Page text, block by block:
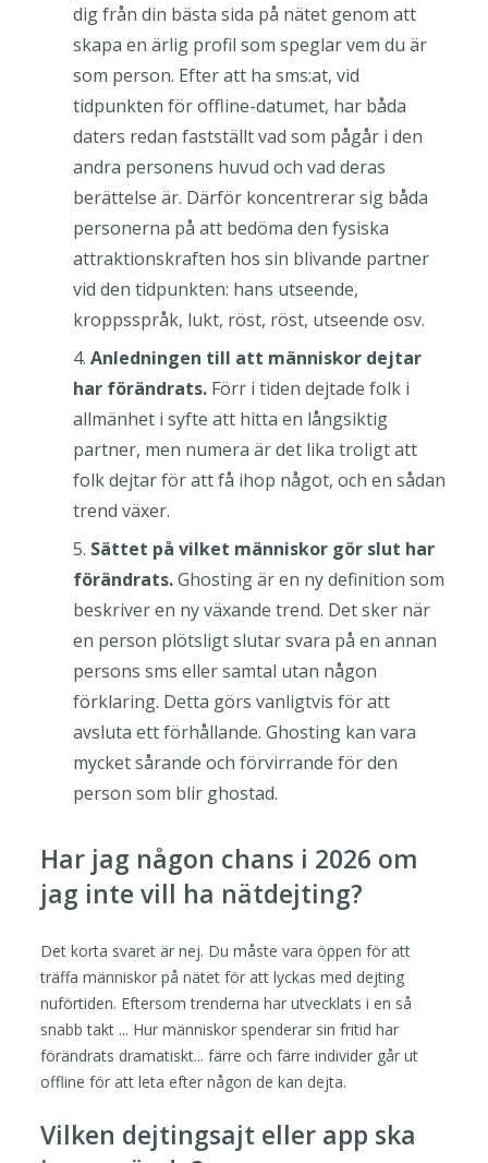
dig från din bästa sida på nätet genom att
skapa en ärlig profil som speglar vem du är
som person. Efter att ha sms:at, vid
tidpunkten för offline-datumet, har båda
daters redan fastställt vad som pågår i den
andra personens huvud och vad deras
berättelse är. Därför koncentrerar sig båda
personerna på att bedöma den fysiska
attraktionskraften hos sin blivande partner
vid den tidpunkten: hans utseende,
kroppsspråk, lukt, röst, röst, utseende osv.
Anledningen till att människor dejtar
har förändrats. Förr i tiden dejtade folk i
allmänhet i syfte att hitta en långsiktig
partner, men numera är det lika troligt att
folk dejtar för att få ihop något, och en sådan
trend växer.
Sättet på vilket människor gör slut har
förändrats.Ghosting är en ny definition som
beskriver en ny växande trend. Det sker när
en person plötsligt slutar svara på en annan
persons sms eller samtal utan någon
förklaring. Detta görs vanligtvis för att
avsluta ett förhållande. Ghosting kan vara
mycket sårande och förvirrande för den
person som blir ghostad.
Har jag någon chans i 2026 om
jag inte vill ha nätdejting?
Det korta svaret är nej. Du måste vara öppen för att
träffa människor på nätet för att lyckas med dejting
nuförtiden. Eftersom trenderna har utvecklats i en så
snabb takt ... Hur människor spenderar sin fritid har
förändrats dramatiskt... färre och färre individer går ut
offline för att leta efter någon de kan dejta.
Vilken dejtingsajt eller app ska